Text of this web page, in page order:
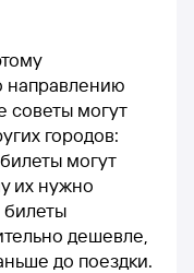
направлению
советы могут
городов:
могут
их нужно
билеты
дешевле,
до поездки.